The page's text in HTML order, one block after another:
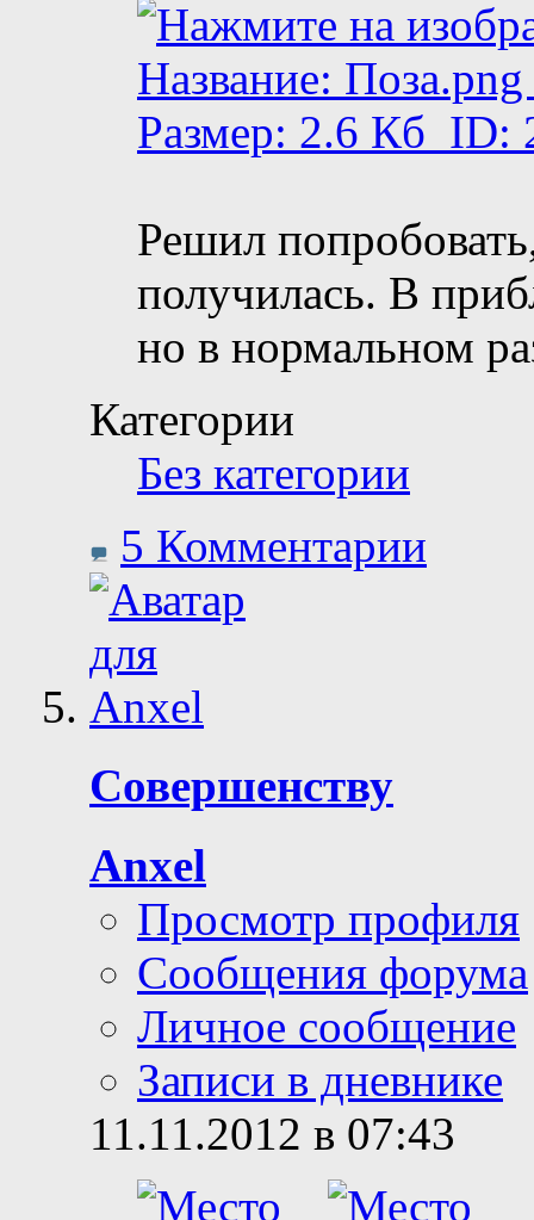
Решил
получилась. В
но в нормальном
Категории
Без категории
5 Комментарии
Совершенству
Anxel
Просмотр профиля
Сообщения форума
Личное сообщение
Записи в дневнике
11.11.2012 в 07:43